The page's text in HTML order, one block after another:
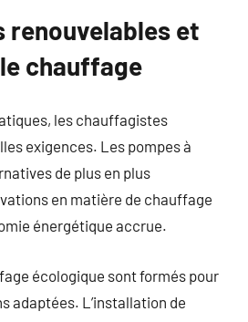
renouvelables et
chauffage
les chauffagistes
exigences. Les pompes à
de plus en plus
en matière de chauffage
énergétique accrue.
écologique sont formés pour
adaptées. L’installation de